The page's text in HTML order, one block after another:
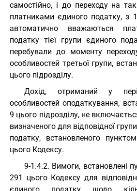
самостійно, і до переходу на
платниками єдиного податку, з
автоматично вважаються
податку тієї групи єдиного
перебували до моменту
особливостей третьої групи,
цього підрозділу.
Дохід, отриманий у
особливостей оподаткування,
9 цього підрозділу, не
визначеного для відповідної
податку, встановленого
цього Кодексу.
9-1.4.2. Вимоги, встановлені
291 цього Кодексу для